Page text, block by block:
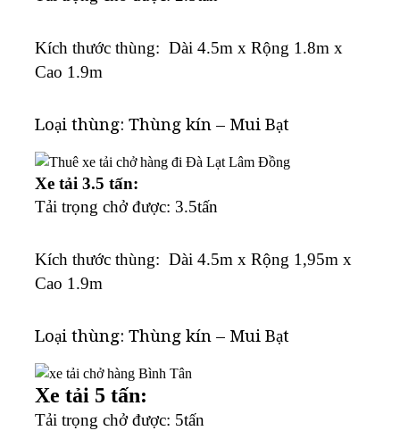
Kích thước thùng: Dài 4.5m x Rộng 1.8m x
Cao 1.9m
Loại thùng: Thùng kín – Mui Bạt
Xe tải 3.5 tấn:
Tải trọng chở được: 3.5tấn
Kích thước thùng: Dài 4.5m x Rộng 1,95m x
Cao 1.9m
Loại thùng: Thùng kín – Mui Bạt
Xe tải 5 tấn:
Tải trọng chở được: 5tấn